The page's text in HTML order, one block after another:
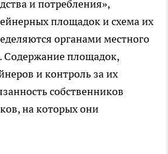
и потребления»,
площадок и схема их
органами местного
Содержание площадок,
и контроль за их
собственников
на которых они